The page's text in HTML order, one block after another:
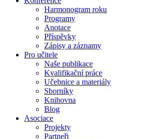
Harmonogram roku
Programy
Anotace
Příspěvky
Zápisy a záznamy
Pro učitele
Naše publikace
Kvalifikační práce
Učebnice a materiály
Sborníky
Knihovna
Blog
Asociace
Projekty
Partneři